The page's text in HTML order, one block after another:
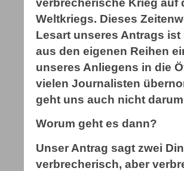
verbrecherische Krieg auf
Weltkriegs. Dieses
Lesart unseres Antrags
aus den eigenen Reihen
unseres Anliegens in die
vielen Journalisten
geht uns auch nicht
Worum geht es dann?
Unser Antrag sagt zwei
verbrecherisch, aber